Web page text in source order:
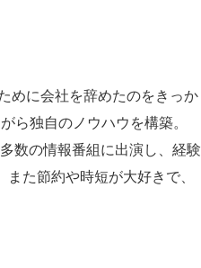
めに会社を辞めたのをきっか
ら独自のノウハウを構築。
数の情報番組に出演し、経験
た節約や時短が大好きで、